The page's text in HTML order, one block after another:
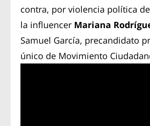
contra, por violencia política
la influencer Mariana
Samuel García, precandidato
único de Movimiento